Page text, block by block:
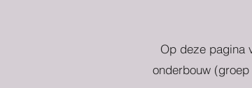
Op deze pagina
onderbouw